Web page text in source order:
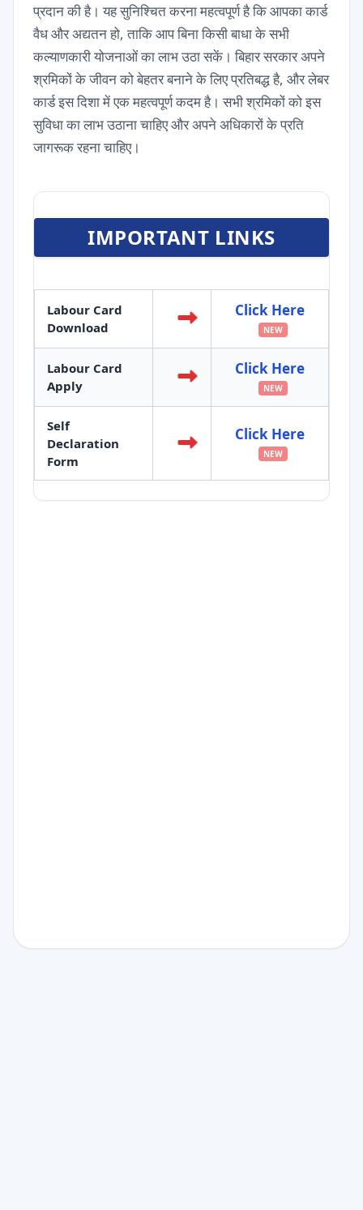
प्रदान की है। यह सुनिश्चित करना महत्वपूर्ण है कि आपका कार्ड
वैध और अद्यतन हो, ताकि आप बिना किसी बाधा के सभी
कल्याणकारी योजनाओं का लाभ उठा सकें। बिहार सरकार अपने
श्रमिकों के जीवन को बेहतर बनाने के लिए प्रतिबद्ध है, और लेबर
कार्ड इस दिशा में एक महत्वपूर्ण कदम है। सभी श्रमिकों को इस
सुविधा का लाभ उठाना चाहिए और अपने अधिकारों के प्रति
जागरूक रहना चाहिए।
IMPORTANT LINKS
Labour Card
Download
Click Here
NEW
Labour Card
Apply
Click Here
NEW
Self
Declaration
Form
Click Here
NEW